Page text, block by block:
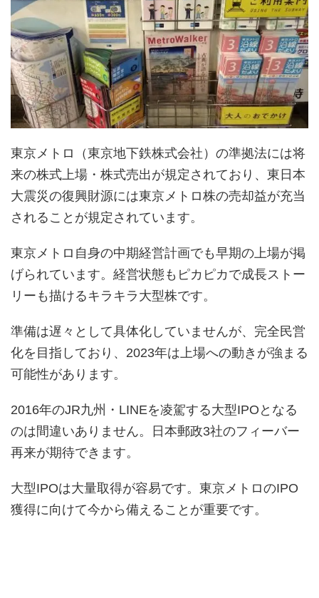
東京メトロ（東京地下鉄株式会社）の準拠法には将
来の株式上場・株式売出が規定されており、東日本
大震災の復興財源には東京メトロ株の売却益が充当
されることが規定されています。
東京メトロ自身の中期経営計画でも早期の上場が掲
げられています。経営状態もピカピカで成長ストー
リーも描けるキラキラ大型株です。
準備は遅々として具体化していませんが、完全民営
化を目指しており、2023年は上場への動きが強まる
可能性があります。
2016年のJR九州・LINEを凌駕する大型IPOとなる
のは間違いありません。日本郵政3社のフィーバー
再来が期待できます。
大型IPOは大量取得が容易です。東京メトロのIPO
獲得に向けて今から備えることが重要です。